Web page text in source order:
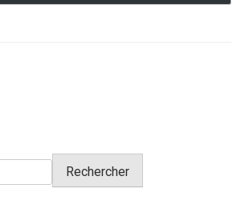
Rechercher